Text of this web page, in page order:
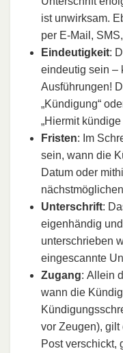
ist unwirksam.
per E-Mail,
Eindeutigkeit:
eindeutig sein –
Ausführungen!
„Kündigung“
„Hiermit kündige
Fristen: Im
sein, wann die
Datum oder
Unterschrift:
eigenhändig
unterschrieben
eingescannte
Zugang: Allein
wann die
vor Zeugen),
Post verschickt,